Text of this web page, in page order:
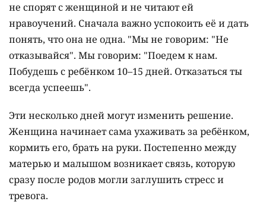
не спорят с женщиной и не читают ей
нравоучений. Сначала важно успокоить её и дать
понять, что она не одна. "Мы не говорим: "Не
отказывайся". Мы говорим: "Поедем к нам.
Побудешь с ребёнком 10–15 дней. Отказаться ты
всегда успеешь".
Эти несколько дней могут изменить решение.
Женщина начинает сама ухаживать за ребёнком,
кормить его, брать на руки. Постепенно между
матерью и малышом возникает связь, которую
сразу после родов могли заглушить стресс и
тревога.